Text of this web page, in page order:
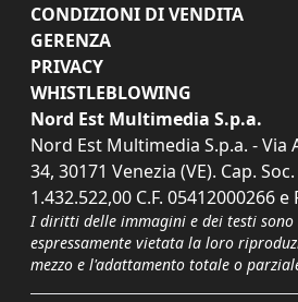
CONDIZIONI DI VENDITA
GERENZA
PRIVACY
WHISTLEBLOWING
Nord Est Multimedia S.p.a.
Nord Est Multimedia S.p.a. - Via
34, 30171 Venezia (VE). Cap.
1.432.522,00 C.F. 05412000266 e
I diritti delle immagini e dei testi sono
espressamente vietata la loro
mezzo e l'adattamento totale o